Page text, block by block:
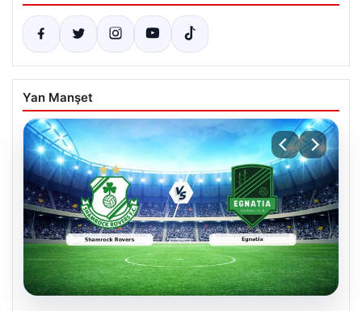
Yan Manşet